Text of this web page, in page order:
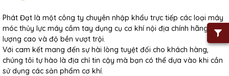
Phát Đạt là một công ty chuyên nhập khẩu trực tiếp các loại máy
móc thủy lực máy cầm tay dụng cụ cơ khí nội địa chính hãng chất
lượng cao và độ bền vượt trội.
Với cam kết mang đến sự hài lòng tuyệt đối cho khách hàng,
chúng tôi tự hào là địa chỉ tin cậy mà bạn có thể dựa vào khi cần
sử dụng các sản phẩm cơ khí.